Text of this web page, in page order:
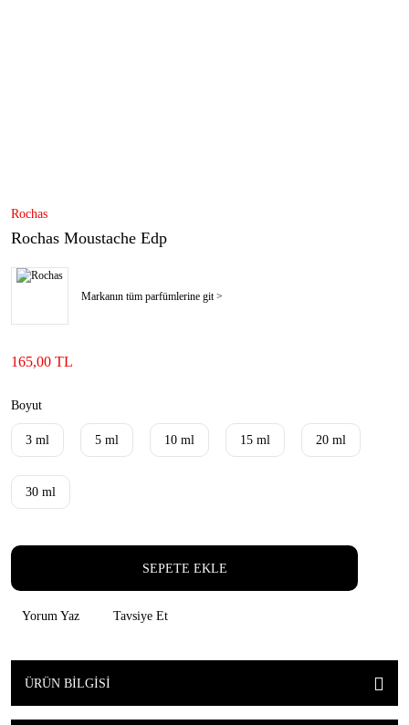
Rochas
Rochas Moustache Edp
Markanın tüm parfümlerine git >
165,00 TL
Boyut
3 ml 5 ml 10 ml 15 ml 20 ml
30 ml
SEPETE EKLE
Yorum Yaz Tavsiye Et
ÜRÜN BILGISI